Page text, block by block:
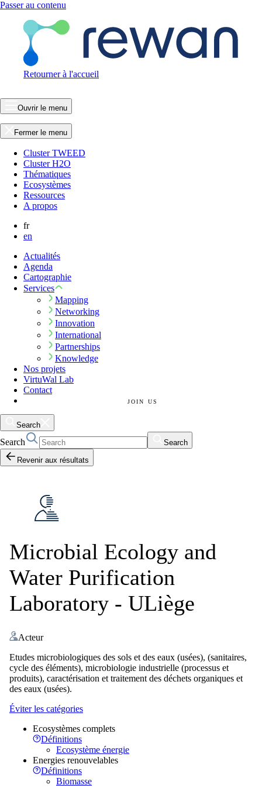
Passer au contenu
Retourner à l'accueil
Ouvrir le menu
Fermer le menu
Cluster TWEED
Cluster H2O
Thématiques
Ecosystèmes
Ressources
A propos
fr
en
Actualités
Agenda
Cartographie
Services
Mapping
Networking
Innovation
International
Partnerships
Knowledge
Nos projets
VirtuWal Lab
Contact
JOIN US
Search
Search
Search
Revenir aux résultats
Microbial Ecology and
Water Purification
Laboratory - ULiège
Acteur
Etudes microbiologiques des sols et des eaux (usées), (sanitaires,
cycle des éléments), microbiologie industrielle (processus et
produits), caractérisation et traitement des déchets organiques et
des eaux (usées).
Éviter les catégories
Ecosystèmes complets
Définitions
Ecosystème énergie
Energies renouvelables
Définitions
Biomasse